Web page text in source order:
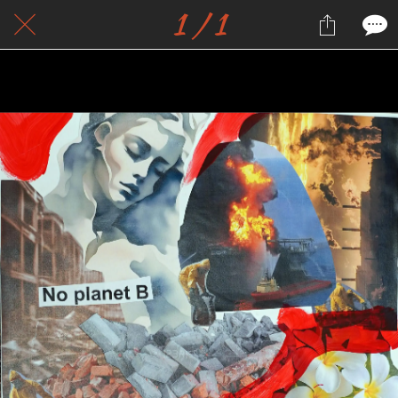
1 / 1